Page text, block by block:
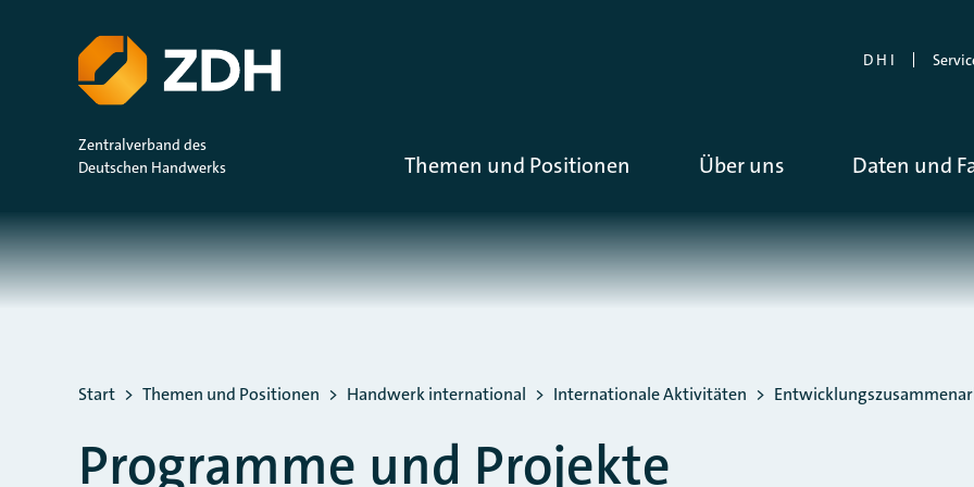
ZUM HAUPTINHALT SPRINGEN
D H I
Zentralverband des
Deutschen Handwerks
Themen und Positionen Über uns Daten und
Sie befinden sich hier:
Start Themen und Positionen Handwerk international Internationale Aktivitäten
Programme und Projekte